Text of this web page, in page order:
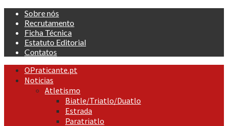
Skip
content
Sobre nós
Recrutamento
Ficha Técnica
Estatuto Editorial
Contatos
Primary
Menu
OPraticante.pt
Noticias
Atletismo
Biatle/Triatlo/Duatlo
Estrada
Paratriatlo